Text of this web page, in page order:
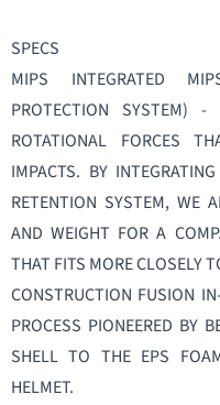
SPECS
MIPS INTEGRATED
PROTECTION SYSTEM)
ROTATIONAL FORCES
IMPACTS. BY
RETENTION SYSTEM, WE
AND WEIGHT FOR A
THAT FITS MORE CLOSELY
CONSTRUCTION FUSION
PROCESS PIONEERED BY
SHELL TO THE EPS
HELMET.